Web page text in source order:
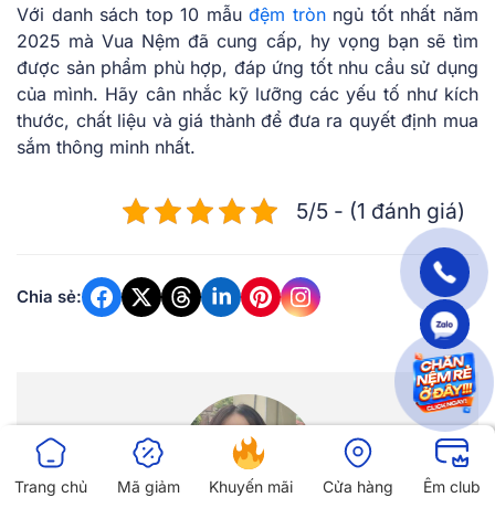
Với danh sách top 10 mẫuđệm trònngủ tốt nhất năm
2025 mà Vua Nệm đã cung cấp, hy vọng bạn sẽ tìm
được sản phẩm phù hợp, đáp ứng tốt nhu cầu sử dụng
của mình. Hãy cân nhắc kỹ lưỡng các yếu tố như kích
thước, chất liệu và giá thành để đưa ra quyết định mua
sắm thô͏ng͏ ͏mi͏nh ͏nhất.͏
5/5 - (1 đánh giá)
Chia sẻ:
Trang chủ Mã giảm Khuyến mãi Cửa hàng Êm club